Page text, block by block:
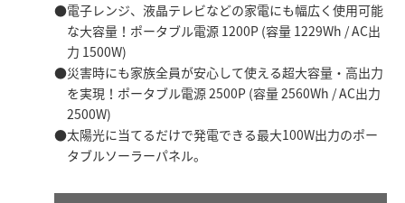
電子レンジ、液晶テレビなどの家電にも幅広く使用可能
な大容量！ポータブル電源 1200P (容量 1229Wh / AC出
力 1500W)
災害時にも家族全員が安心して使える超大容量・高出力
を実現！ポータブル電源 2500P (容量 2560Wh / AC出力
2500W)
太陽光に当てるだけで発電できる最大100W出力のポー
タブルソーラーパネル。